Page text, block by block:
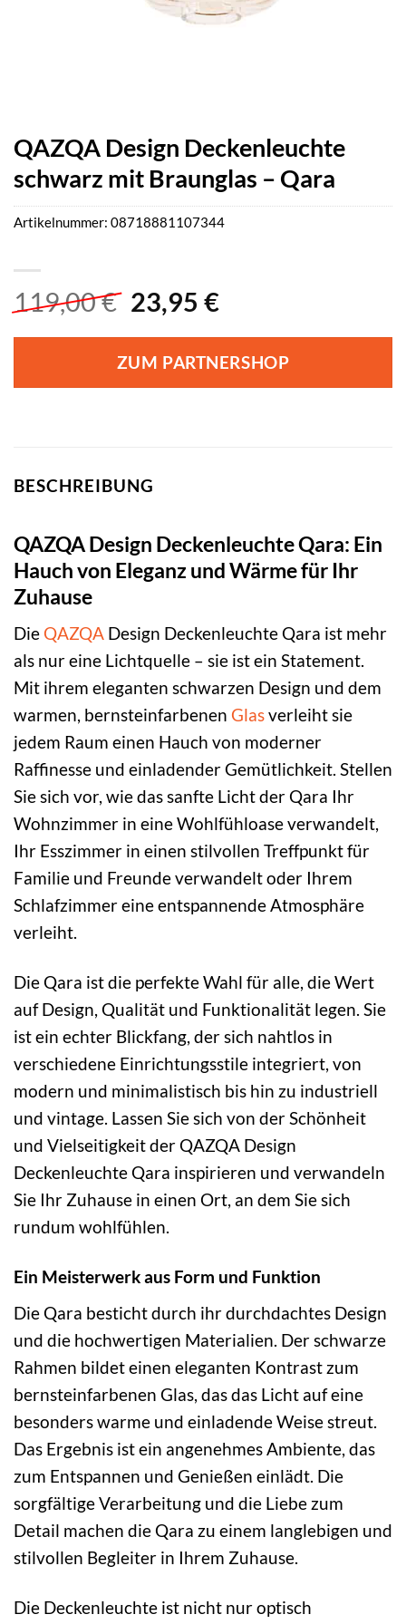
QAZQA Design Deckenleuchte
schwarz mit Braunglas – Qara
119,00€ Ursprünglicher
war:
119,00 €
23,95 €Aktueller
ist:
23,95 €.
ZUM PARTNERSHOP
Artikelnummer: 08718881107344
BESCHREIBUNG
QAZQA Design Deckenleuchte Qara: Ein
Hauch von Eleganz und Wärme für Ihr
Zuhause
Die QAZQA Design Deckenleuchte Qara ist mehr
als nur eine Lichtquelle – sie ist ein Statement.
Mit ihrem eleganten schwarzen Design und dem
warmen, bernsteinfarbenen Glasverleiht sie
jedem Raum einen Hauch von moderner
Raffinesse und einladender Gemütlichkeit. Stellen
Sie sich vor, wie das sanfte Licht der Qara Ihr
Wohnzimmer in eine Wohlfühloase verwandelt,
Ihr Esszimmer in einen stilvollen Treffpunkt für
Familie und Freunde verwandelt oder Ihrem
Schlafzimmer eine entspannende Atmosphäre
verleiht.
Die Qara ist die perfekte Wahl für alle, die Wert
auf Design, Qualität und Funktionalität legen. Sie
ist ein echter Blickfang, der sich nahtlos in
verschiedene Einrichtungsstile integriert, von
modern und minimalistisch bis hin zu industriell
und vintage. Lassen Sie sich von der Schönheit
und Vielseitigkeit der QAZQA Design
Deckenleuchte Qara inspirieren und verwandeln
Sie Ihr Zuhause in einen Ort, an dem Sie sich
rundum wohlfühlen.
Ein Meisterwerk aus Form und Funktion
Die Qara besticht durch ihr durchdachtes Design
und die hochwertigen Materialien. Der schwarze
Rahmen bildet einen eleganten Kontrast zum
bernsteinfarbenen Glas, das das Licht auf eine
besonders warme und einladende Weise streut.
Das Ergebnis ist ein angenehmes Ambiente, das
zum Entspannen und Genießen einlädt. Die
sorgfältige Verarbeitung und die Liebe zum
Detail machen die Qara zu einem langlebigen und
stilvollen Begleiter in Ihrem Zuhause.
Die Deckenleuchte ist nicht nur optisch